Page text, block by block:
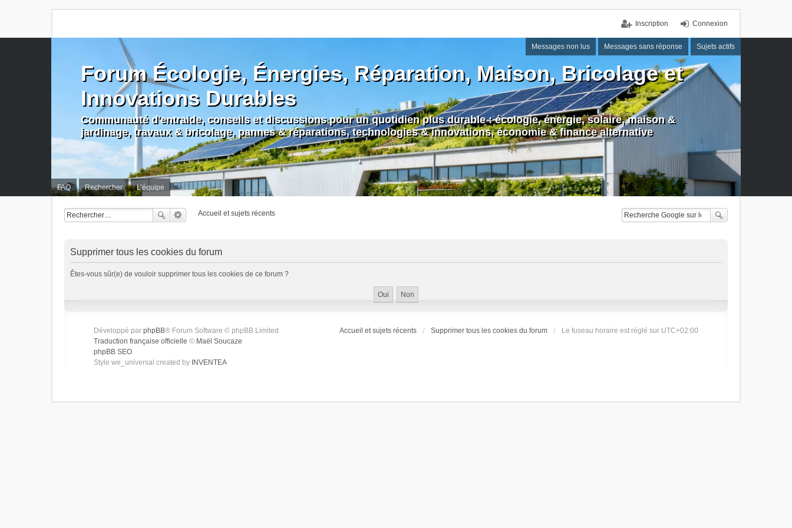
Connexion
Inscription
Messages non lus Messages sans réponse Sujets actifs
FAQ Rechercher L’équipe
Forum Écologie, Énergies, Réparation, Maison, Bricolage et
Innovations Durables
Communauté d'entraide, conseils et discussions pour un quotidien plus durable : écologie, énergie, solaire, maison &
jardinage, travaux & bricolage, pannes & réparations, technologies & innovations, économie & finance alternative
Accueil et sujets récents
Supprimer tous les cookies du forum
Êtes-vous sûr(e) de vouloir supprimer tous les cookies de ce forum ?
Accueil et sujets récents Supprimer tous les cookies du forum Le fuseau horaire est réglé sur UTC+02:00
Développé parphpBB® Forum Software © phpBB Limited
Traduction française officielle © Maël Soucaze
phpBB SEO
Style we_universal created by INVENTEA